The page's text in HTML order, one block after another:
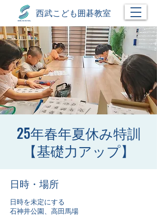
西武こども囲碁教室
25年春年夏休み特訓
【基礎力アップ】
日時・場所
日時を未定にする
石神井公園、高田馬場